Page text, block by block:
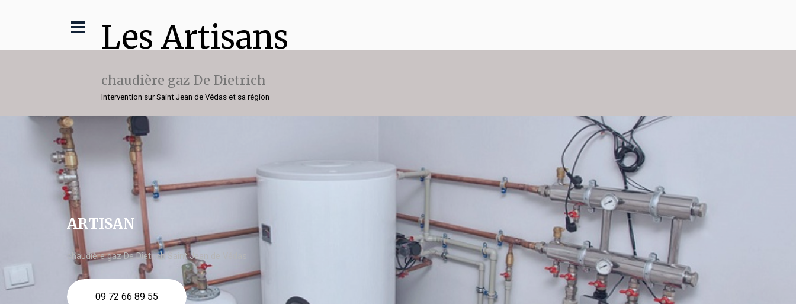
Les Artisans
chaudière gaz De Dietrich
Intervention sur Saint Jean de Védas et sa région
ARTISAN
chaudière gaz De Dietrich Saint Jean de Védas
09 72 66 89 55